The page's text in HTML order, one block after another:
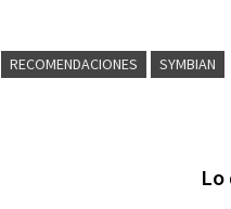
RECOMENDACIONES SYMBIAN
Lo